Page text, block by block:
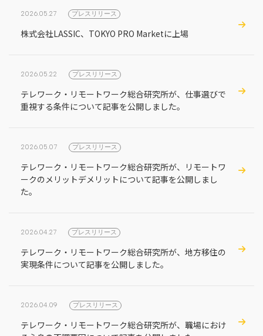
2026.05.27 プレスリリース
株式会社LASSIC、TOKYO PRO Marketに上場
2026.05.22 プレスリリース
テレワーク・リモートワーク総合研究所が、仕事選びで
重視する条件について記事を公開しました。
2026.05.07 プレスリリース
テレワーク・リモートワーク総合研究所が、リモートワ
ークのメリットデメリットについて記事を公開しまし
た。
2026.04.27 プレスリリース
テレワーク・リモートワーク総合研究所が、地方移住の
実現条件について記事を公開しました。
2026.04.09 プレスリリース
テレワーク・リモートワーク総合研究所が、職場におけ